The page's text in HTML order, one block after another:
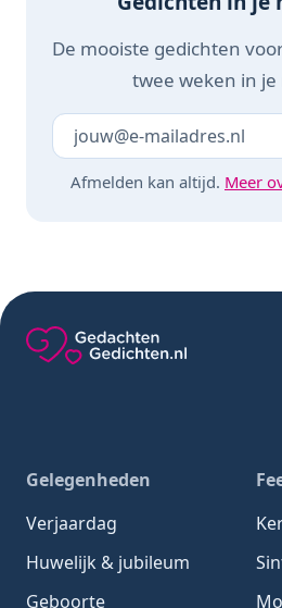
De mooiste gedichten
twee weken in je
Laat dit veld leeg Je
Afmelden kan altijd. Meer
Gelegenheden
Verjaardag
Huwelijk & jubileum
Geboorte